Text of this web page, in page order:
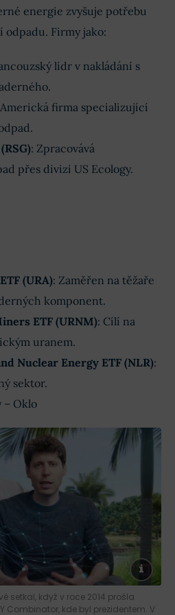
energie zvyšuje potřebu
odpadu. Firmy jako:
lídr v nakládání s
firma specializující
: Zpracovává
přes divizi US Ecology.
(URA): Zaměřen na těžaře
komponent.
ETF (URNM): Cílí na
uranem.
Nuclear Energy ETF (NLR):
sektor.
– Oklo
setkal, když v roce 2014 prošla
Combinator, kde byl prezidentem. V